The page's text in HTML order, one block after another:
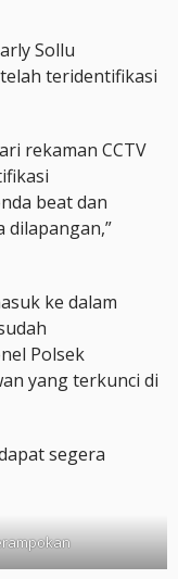
Sollu
teridentifikasi
rekaman CCTV
beat dan
dilapangan,”
ke dalam
Polsek
yang terkunci di
segera